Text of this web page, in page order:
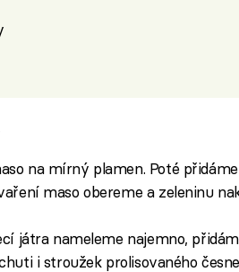
na mírný plamen. Poté
maso obereme a zeleninu
játra nameleme najemno,
i stroužek prolisovaného